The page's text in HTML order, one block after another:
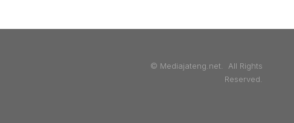
© Mediajateng.net. All Rights
Reserved.